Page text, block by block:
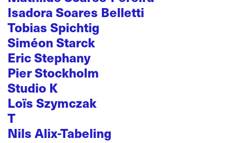
Isadora Soares Belletti
Tobias Spichtig
Siméon Starck
Eric Stephany
Pier Stockholm
Studio K
Loïs Szymczak
T
Nils Alix-Tabeling